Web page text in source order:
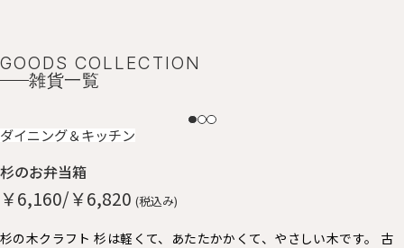
GOODS COLLECTION
雑貨一覧
NEW
ダイニング＆キッチン
杉のお弁当箱
￥6,160/￥6,820 (税込み)
杉の木クラフト 杉は軽くて、あたたかかくて、やさしい木です。 古